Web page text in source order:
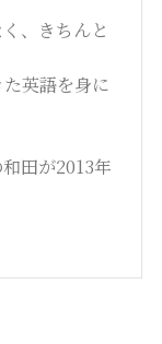
、きちんと
英語を身に
田が2013年